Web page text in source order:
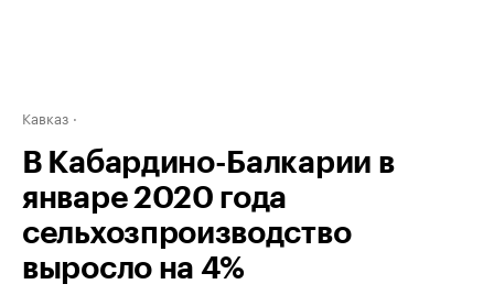
Кавказ
В Кабардино-Балкарии в
январе 2020 года
сельхозпроизводство
выросло на 4%